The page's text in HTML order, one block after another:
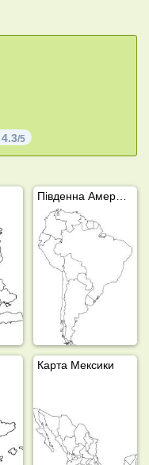
4.3/5
Карта Мексики